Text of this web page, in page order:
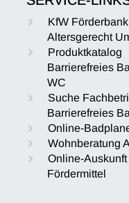
KfW
Altersgerecht
Produktkatalog
Barrierefreies
WC
Suche
Barrierefreies
Online-
Wohnberatung
Online-Auskunft
Fördermittel